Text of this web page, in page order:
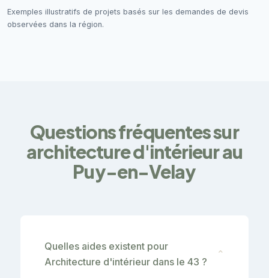
Exemples illustratifs de projets basés sur les demandes de devis
observées dans la région.
Questions fréquentes sur
architecture d'intérieur au
Puy-en-Velay
Quelles aides existent pour
Architecture d'intérieur dans le 43 ?
⌄